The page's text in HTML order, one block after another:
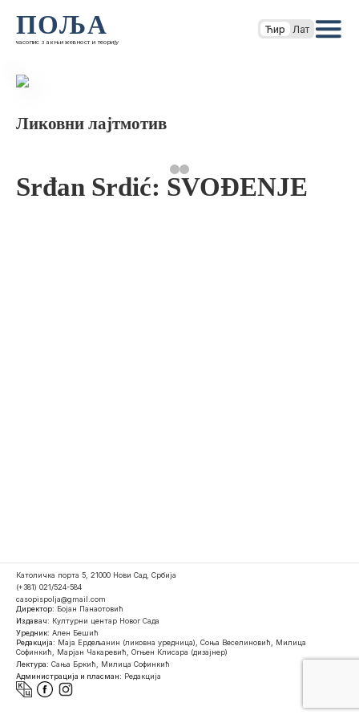
ПОЉА
часопис за књижевност и теорију
Ћир Лат
Ликовни лајтмотив
Srđan Srdić: SVOĐENJE
Католичка порта 5, 21000 Нови Сад, Србија
(+381) 021/524-584
casopispolja@gmail.com
Директор: Бојан Панаотовић
Издавач: Културни центар Новог Сада
Уредник: Ален Бешић
Редакција: Маја Ердељанин (ликовна уредница), Соња Веселиновић, Милица
Софинкић, Марјан Чакаревић, Огњен Клисара (дизајнер)
Лектура: Сања Бркић, Милица Софинкић
Администрација и пласман: Редакција